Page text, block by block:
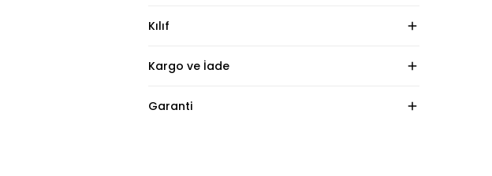
Kılıf
Kargo ve İade
Garanti